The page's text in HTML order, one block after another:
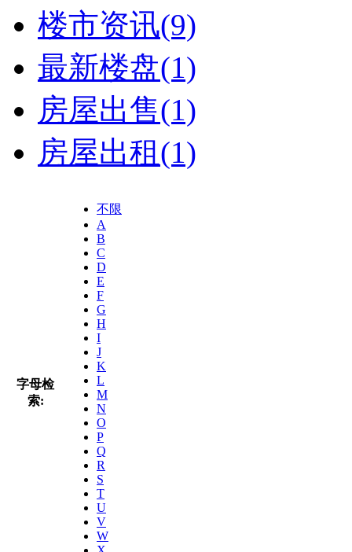
楼市资讯(9)
最新楼盘(1)
房屋出售(1)
房屋出租(1)
字母检
索:
不限
A
B
C
D
E
F
G
H
I
J
K
L
M
N
O
P
Q
R
S
T
U
V
W